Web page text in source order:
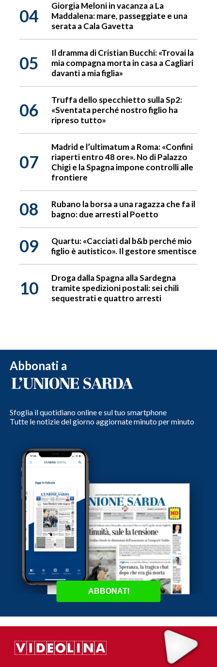
04
Giorgia Meloni in vacanza a La
Maddalena: mare, passeggiate e una
serata a Cala Gavetta
05
Il dramma di Cristian Bucchi: «Trovai la
mia compagna morta in casa a Cagliari
davanti a mia figlia»
06
Truffa dello specchietto sulla Sp2:
«Sventata perché nostro figlio ha
ripreso tutto»
07
Madrid e l’ultimatum a Roma: «Confini
riaperti entro 48 ore». No di Palazzo
Chigi e la Spagna impone controlli alle
frontiere
08
Rubano la borsa a una ragazza che fa il
bagno: due arresti al Poetto
09
Quartu: «Cacciati dal b&b perché mio
figlio è autistico». Il gestore smentisce
10
Droga dalla Spagna alla Sardegna
tramite spedizioni postali: sei chili
sequestrati e quattro arresti
Abbonati a
Sfoglia il quotidiano online e sul tuo smartphone
Tutte le notizie del giorno aggiornate minuto per minuto
ABBONATI